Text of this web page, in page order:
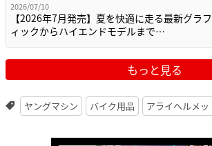
2026/07/10
【2026年7月発売】夏を快適に走る最新グラフ
ィックからハイエンドモデルまで…
もっと見る
ヤングマシン バイク用品 アライヘルメッ